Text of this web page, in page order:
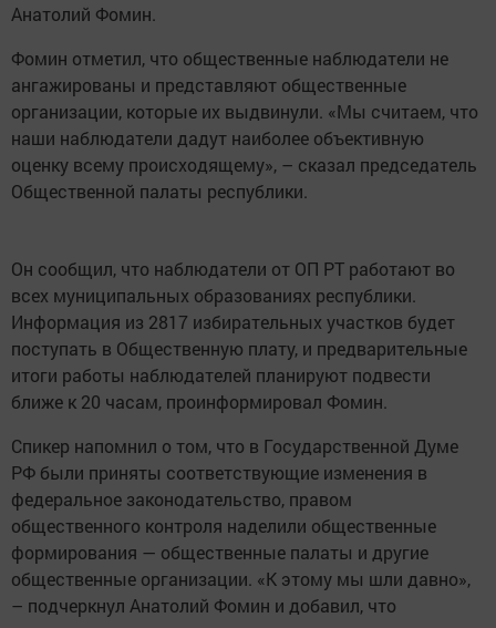
Анатолий Фомин.
Фомин отметил, что общественные наблюдатели не
ангажированы и представляют общественные
организации, которые их выдвинули. «Мы считаем, что
наши наблюдатели дадут наиболее объективную
оценку всему происходящему», – сказал председатель
Общественной палаты республики.
Он сообщил, что наблюдатели от ОП РТ работают во
всех муниципальных образованиях республики.
Информация из 2817 избирательных участков будет
поступать в Общественную плату, и предварительные
итоги работы наблюдателей планируют подвести
ближе к 20 часам, проинформировал Фомин.
Спикер напомнил о том, что в Государственной Думе
РФ были приняты соответствующие изменения в
федеральное законодательство, правом
общественного контроля наделили общественные
формирования — общественные палаты и другие
общественные организации. «К этому мы шли давно»,
– подчеркнул Анатолий Фомин и добавил, что